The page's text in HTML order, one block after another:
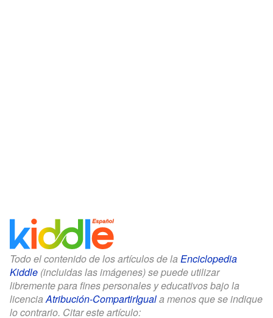
Todo el contenido de los artículos de la Enciclopedia
Kiddle (incluidas las imágenes) se puede utilizar
libremente para fines personales y educativos bajo la
licenciaAtribución-CompartirIguala menos que se indique
lo contrario. Citar este artículo: